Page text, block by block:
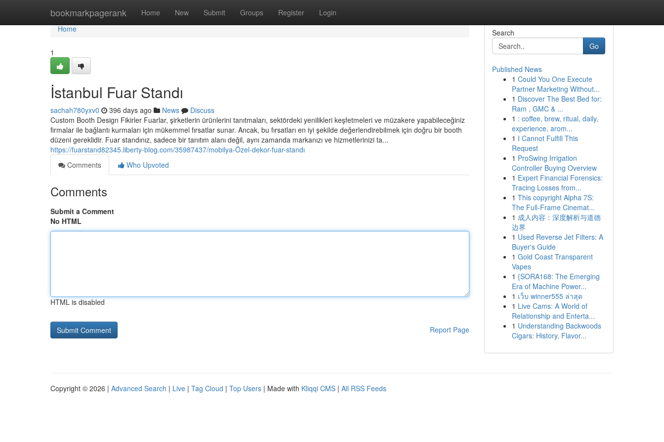
bookmarkpagerank Home New Submit Groups Register Login
Home
Home
1
İstanbul Fuar Standı
sachah780yxv0 396 days ago News
Discuss
Custom Booth Design Fikirler Fuarlar, şirketlerin ürünlerini tanıtmaları, sektördeki yenilikleri keşfetmeleri ve müzakere yapabileceğiniz
firmalar ile bağlantı kurmaları için mükemmel fırsatlar sunar. Ancak, bu fırsatları en iyi şekilde değerlendirebilmek için doğru bir booth
düzeni gereklidir. Fuar standınız, sadece bir tanıtım alanı değil, aynı zamanda markanızı ve hizmetlerinizi ta...
https://fuarstand82345.liberty-blog.com/35987437/mobilya-Özel-dekor-fuar-standı
Comments
Who Upvoted
Comments
Submit a Comment
No HTML
HTML is disabled
Report Page
Search
Go
Published News
1 Could You One Execute
Partner Marketing Without...
1 Discover The Best Bed for:
Ram , GMC & ...
1 : coffee, brew, ritual, daily,
experience, arom...
1 I Cannot Fulfill This
Request
1 ProSwing Irrigation
Controller Buying Overview
1 Expert Financial Forensics:
Tracing Losses from...
1 This copyright Alpha 7S:
The Full-Frame Cinemat...
1 成人内容：深度解析与道德
边界
1 Used Reverse Jet Filters: A
Buyer's Guide
1 Gold Coast Transparent
Vapes
1 {SORA168: The Emerging
Era of Machine Power...
1 เว็บ winner555 ล่าสุด
1 Live Cams: A World of
Relationship and Enterta...
1 Understanding Backwoods
Cigars: History, Flavor...
Copyright © 2026 | Advanced Search | Live | Tag Cloud | Top Users | Made with Kliqqi CMS | All RSS Feeds